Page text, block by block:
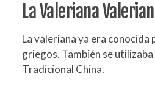
La Valeriana
La valeriana ya era conocida
griegos. También se
Tradicional China.